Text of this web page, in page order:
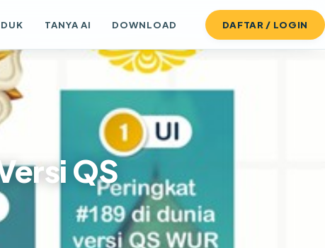
TANYA AI DOWNLOAD DAFTAR / LOGIN
QS